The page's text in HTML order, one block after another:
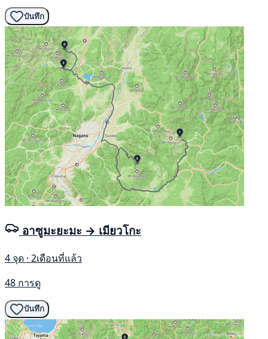
บันทึก
อาซูมะยะมะ → เมียวโกะ
4 จุด · 2เดือนที่แล้ว
48 การดู
บันทึก